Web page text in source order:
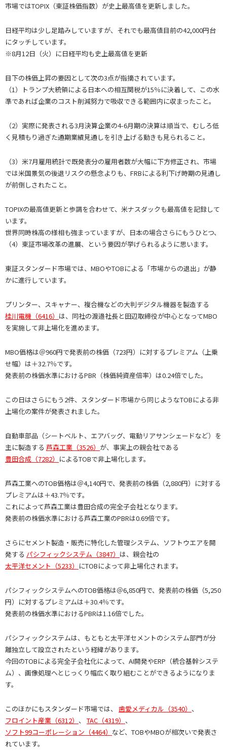
市場ではTOPIX（東証株価指数）が史上最高値を更新しました。
日経平均は少し足踏みしていますが、それでも最高値目前の42,000円台
にタッチしています。
※8月12日（火）に日経平均も史上最高値を更新
目下の株価上昇の要因として次の3点が指摘されています。
（1）トランプ大統領による日本への相互関税が15％に決着して、この水
準であれば企業のコスト削減努力で吸収できる範囲内に収まったこと。
（2）実際に発表される3月決算企業の4-6月期の決算は順当で、むしろ低
く見積もり過ぎた通期業績見通しを引き上げる動きも見られること。
（3）米7月雇用統計で既発表分の雇用者数が大幅に下方修正され、市場
では米国景気の後退リスクの懸念よりも、FRBによる利下げ時期の見通し
が前倒しされたこと。
TOPIXの最高値更新と歩調を合わせて、米ナスダックも最高値を記録して
います。
世界同時株高の様相も強まっていますが、日本の場合さらにもうひとつ、
（4）東証市場改革の進展、という要因が挙げられるように思います。
東証スタンダード市場では、MBOやTOBによる「市場からの退出」が静
かに進行しています。
プリンター、スキャナー、複合機などの大判デジタル機器を製造する
桂川電機（6416） は、同社の渡邉社長と田辺取締役が中心となってMBO
を実施して非上場化を進めます。
MBO価格は＠960円で発表前の株価（723円）に対するプレミアム（上乗
せ幅）は＋32.7％です。
発表前の株価水準におけるPBR（株価純資産倍率）は0.24倍でした。
この日はさらにもう2件、スタンダード市場から同じようなTOBによる非
上場化の案件が発表されました。
自動車部品（シートベルト、エアバッグ、電動リアサンシェードなど）を
主に製造する 芦森工業（3526） が、事実上の親会社である
豊田合成（7282） によるTOBで非上場化します。
芦森工業へのTOB価格は＠4,140円で、発表前の株価（2,880円）に対する
プレミアムは＋43.7％です。
これによって芦森工業は豊田合成の完全子会社となります。
発表前の株価水準における芦森工業のPBRは0.69倍です。
さらにセメント製造・販売に特化した管理システム、ソフトウエアを開
発する パシフィックシステム（3847） は、親会社の
太平洋セメント（5233） にTOBによって非上場化されます。
パシフィックシステムへのTOB価格は＠6,850円で、発表前の株価（5,250
円）に対するプレミアムは＋30.4％です。
発表前の株価水準におけるPBRは1.16倍でした。
パシフィックシステムは、もともと太平洋セメントのシステム部門が分
離独立して設立されたという経緯があります。
今回のTOBによる完全子会社化によって、AI開発やERP（統合基幹システ
ム）、画像処理へとじっくり幅広く取り組むことができるようになりま
す。
このほかにもスタンダード市場では、 歯愛メディカル（3540） 、
フロイント産業（6312） 、 TAC（4319） 、
ソフト99コーポレーション（4464） など、TOBやMBOが相次いで発表さ
れています。